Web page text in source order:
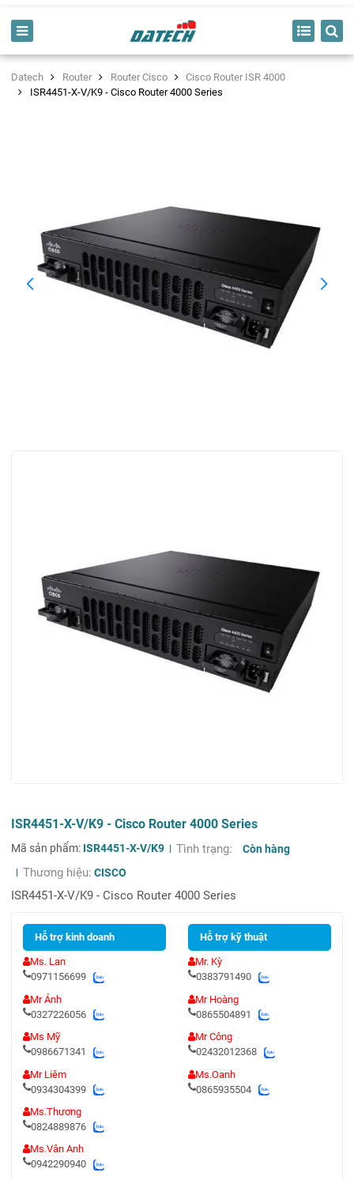
Datech Router Router Cisco
Cisco Router ISR 4000
ISR4451-X-V/K9 - Cisco Router 4000 Series
ISR4451-X-V/K9 - Cisco Router 4000 Series
Mã sản phẩm: ISR4451-X-V/K9 Tình trạng: Còn hàng
Thương hiệu: CISCO
ISR4451-X-V/K9 - Cisco Router 4000 Series
Hỗ trợ kinh doanh
Ms. Lan
0971156699
Mr Ánh
0327226056
Ms Mỹ
0986671341
Mr Liêm
0934304399
Ms.Thương
0824889876
Ms.Vân Anh
0942290940
Hỗ trợ kỹ thuật
Mr. Kỳ
0383791490
Mr Hoàng
0865504891
Mr Công
02432012368
Ms.Oanh
0865935504